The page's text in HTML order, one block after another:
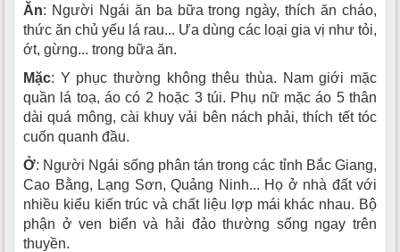
Ăn: Người Ngái ăn ba bữa trong ngày, thích ăn cháo,
thức ăn chủ yếu lá rau... Ưa dùng các loại gia vị như tỏi,
ớt, gừng... trong bữa ăn.
Mặc: Y phục thường không thêu thùa. Nam giới mặc
quần lá toạ, áo có 2 hoặc 3 túi. Phụ nữ mặc áo 5 thân
dài quá mông, cài khuy vải bên nách phải, thích tết tóc
cuốn quanh đầu.
Ở: Người Ngái sống phân tán trong các tỉnh Bắc Giang,
Cao Bằng, Lạng Sơn, Quảng Ninh... Họ ở nhà đất với
nhiều kiểu kiến trúc và chất liệu lợp mái khác nhau. Bộ
phận ở ven biển và hải đảo thường sống ngay trên
thuyền.